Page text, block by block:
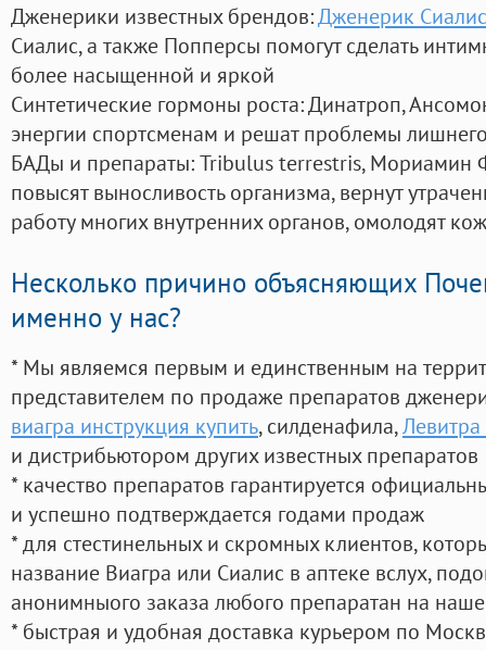
Дженерики известных брендов:Дженерик
Сиалис, а также Попперсы помогут сделать
более насыщенной и яркой
Синтетические гормоны роста: Динатроп,
энергии спортсменам и решат проблемы
БАДы и препараты:Tribulus terrestris, Мориамин
повысят выносливость организма, вернут
работу многих внутренних органов, омолодят
Несколько причино объясняющих
именно у нас?
* Мы являемся первым и единственным на
представителем по продаже препаратов
виагра инструкция купить, силденафила,
и дистрибьютором других известных препаратов
* качество препаратов гарантируется
и успешно подтверждается годами продаж
* для стестинельных и скромных клиентов,
название Виагра или Сиалис в аптеке вслух,
анонимныого заказа любого препаратан на
* быстрая и удобная доставка курьером по